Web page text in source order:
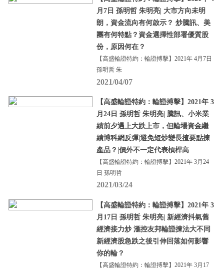
月7日 孫明哲 朱明亮| 大市方向未明
朗，資金流向有何啟示？ 炒騰訊、美
團有何特點？資金選擇性部署優質股
份，原因何在？
【高盛輪證特約：輪證搏擊】2021年 4月7日
孫明哲 朱
2021/04/07
【高盛輪證特約：輪證搏擊】2021年 3
月24日 孫明哲 朱明亮| 騰訊、小米業
績前夕遇上大跌上市，但輪場資金繼
續博科網反彈|避免短炒變長揸要點揀
產品？|價外不一定代表槓桿高
【高盛輪證特約：輪證搏擊】2021年 3月24
日 孫明哲
2021/03/24
【高盛輪證特約：輪證搏擊】2021年 3
月17日 孫明哲 朱明亮| 新經濟抖氣舊
經濟接力炒 滙控友邦輪證揀法大不同
新經濟股急跌之後引伸回落如何影響
你的輪？
【高盛輪證特約：輪證搏擊】2021年 3月17